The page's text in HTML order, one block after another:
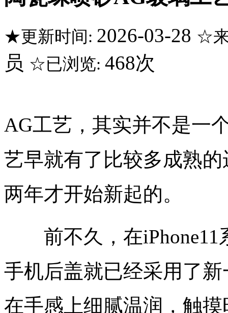
★更新时间: 2026-03-28 ☆
员 ☆已浏览: 468次
AG工艺，其实并不是一
艺早就有了比较多成熟
两年才开始新起的。
前不久，在iPhone11
手机后盖就已经采用了
在手感上细腻温润，触